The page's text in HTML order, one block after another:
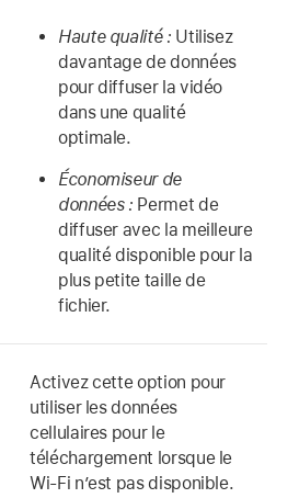
Haute qualité : Utilisez
davantage de données
pour diffuser la vidéo
dans une qualité
optimale.
Économiseur de
données : Permet de
diffuser avec la meilleure
qualité disponible pour la
plus petite taille de
fichier.
Activez cette option pour
utiliser les données
cellulaires pour le
téléchargement lorsque le
Wi-Fi n’est pas disponible.